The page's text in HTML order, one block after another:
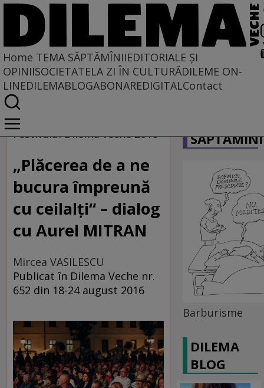
Home TEMA SĂPTĂMÎNIIEDITORIALE ȘI
OPINIISOCIETATELA ZI ÎN CULTURĂDILEME ON-
LINEDILEMABLOGABONAREDIGITALContact
Home
Tema săptămînii
Festivalul Dilema veche 2016
„Plăcerea de a ne
bucura împreună
cu ceilalţi“ – dialog
cu Aurel MITRAN
Mircea VASILESCU
Publicat în Dilema Veche nr.
652 din 18-24 august 2016
Barburisme
DILEMA
BLOG